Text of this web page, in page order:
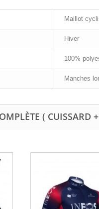
Maillot
Hiver
100%
Manches
( CUISSARD